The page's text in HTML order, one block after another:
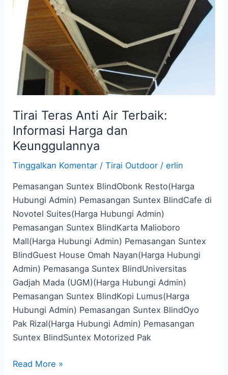
Tirai Teras Anti Air Terbaik:
Informasi Harga dan
Keunggulannya
Tinggalkan Komentar /Tirai Outdoor /erlin
Pemasangan Suntex BlindObonk Resto(Harga
Hubungi Admin) Pemasangan Suntex BlindCafe di
Novotel Suites(Harga Hubungi Admin)
Pemasangan Suntex BlindKarta Malioboro
Mall(Harga Hubungi Admin) Pemasangan Suntex
BlindGuest House Omah Nayan(Harga Hubungi
Admin) Pemasanga Suntex BlindUniversitas
Gadjah Mada (UGM)(Harga Hubungi Admin)
Pemasangan Suntex BlindKopi Lumus(Harga
Hubungi Admin) Pemasangan Suntex BlindOyo
Pak Rizal(Harga Hubungi Admin) Pemasangan
Suntex BlindSuntex Motorized Pak
Air
Terbaik:
Informasi
Harga
dan
Keunggulannya
Read More »